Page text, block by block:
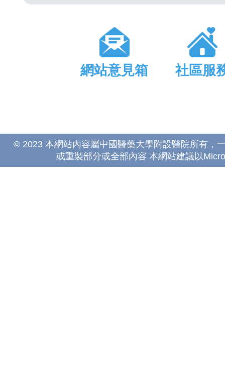
網站意見箱 社區服
© 2023 本網站內容屬中國醫藥大學附設醫院所有，
或重製部分或全部內容 本網站建議以